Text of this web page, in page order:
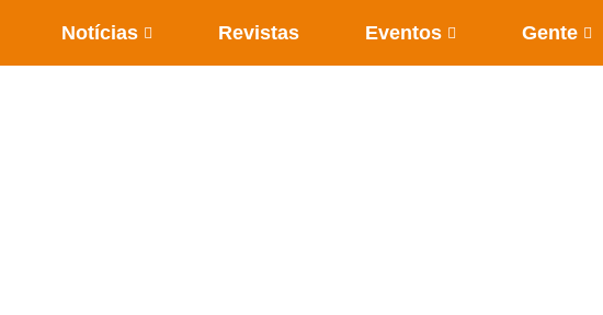
Notícias Revistas Eventos Gente